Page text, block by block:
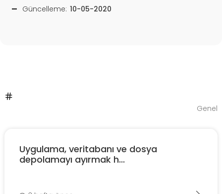
Güncelleme: 10-05-2020
Genel
Uygulama, veritabanı ve dosya
depolamayı ayırmak h...